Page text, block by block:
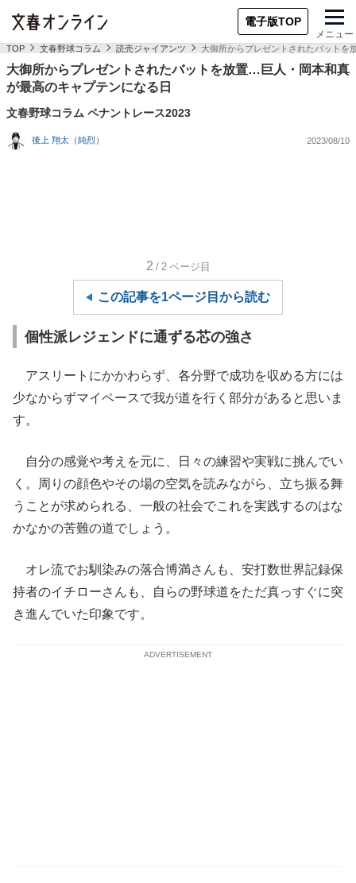
電子版TOP
メニュー
TOP 文春野球コラム 読売ジャイアンツ 大御所からプレゼントされたバット
大御所からプレゼントされたバットを放置…巨人・岡本和真
が最高のキャプテンになる日
文春野球コラム ペナントレース2023
後上 翔太（純烈） 2023/08/10
2 /2 ページ目
この記事を1ページ目から読む
個性派レジェンドに通ずる芯の強さ
アスリートにかかわらず、各分野で成功を収める方には
少なからずマイペースで我が道を行く部分があると思いま
す。
自分の感覚や考えを元に、日々の練習や実戦に挑んでい
く。周りの顔色やその場の空気を読みながら、立ち振る舞
うことが求められる、一般の社会でこれを実践するのはな
かなかの苦難の道でしょう。
オレ流でお馴染みの落合博満さんも、安打数世界記録保
持者のイチローさんも、自らの野球道をただ真っすぐに突
き進んでいた印象です。
ADVERTISEMENT